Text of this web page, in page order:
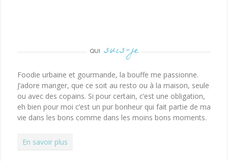
QUI suis-je
Foodie urbaine et gourmande, la bouffe me passionne.
J’adore manger, que ce soit au resto ou à la maison, seule
ou avec des copains. Si pour certain, c’est une obligation,
eh bien pour moi c’est un pur bonheur qui fait partie de ma
vie dans les bons comme dans les moins bons moments.
En savoir plus